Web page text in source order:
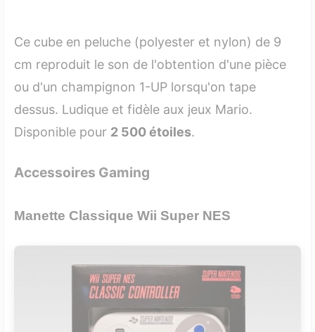
Ce cube en peluche (polyester et nylon) de 9
cm reproduit le son de l'obtention d'une pièce
ou d'un champignon 1-UP lorsqu'on tape
dessus. Ludique et fidèle aux jeux Mario.
Disponible pour 2 500 étoiles.
Accessoires Gaming
Manette Classique Wii Super NES